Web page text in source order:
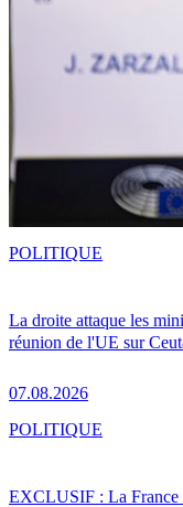
La droite attaque les
réunion de l'UE sur
07.08.2026
POLITIQUE
EXCLUSIF : La France
POLITIQUE